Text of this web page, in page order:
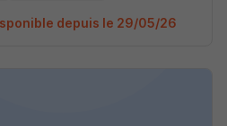
depuis le 29/05/26